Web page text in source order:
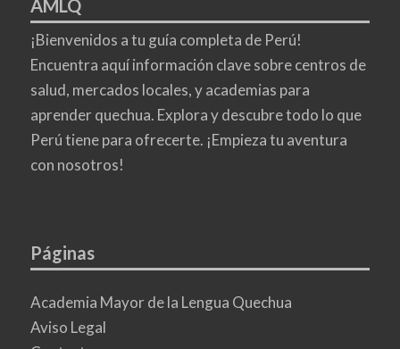
AMLQ
¡Bienvenidos a tu guía completa de Perú!
Encuentra aquí información clave sobre centros de
salud, mercados locales, y academias para
aprender quechua. Explora y descubre todo lo que
Perú tiene para ofrecerte. ¡Empieza tu aventura
con nosotros!
Páginas
Academia Mayor de la Lengua Quechua
Aviso Legal